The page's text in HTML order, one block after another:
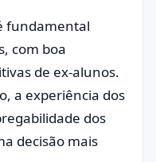
fundamental
com boa
de ex-alunos.
a experiência dos
dos
decisão mais